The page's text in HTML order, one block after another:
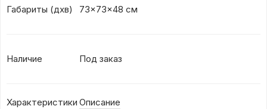
Габариты (дхв) 73x73x48 см
Наличие Под заказ
Характеристики Описание